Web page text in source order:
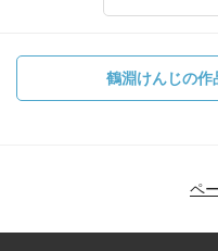
鶴淵けんじの作
ペ